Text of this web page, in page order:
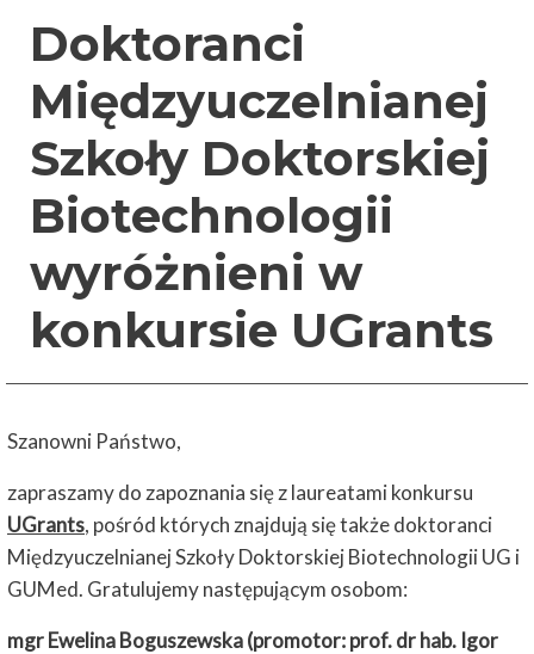
Doktoranci
Międzyuczelnianej
Szkoły Doktorskiej
Biotechnologii
wyróżnieni w
konkursie UGrants
Szanowni Państwo,
zapraszamy do zapoznania się z laureatami konkursu
UGrants, pośród których znajdują się także doktoranci
Międzyuczelnianej Szkoły Doktorskiej Biotechnologii UG i
GUMed. Gratulujemy następującym osobom:
mgr Ewelina Boguszewska (promotor: prof. dr hab. Igor